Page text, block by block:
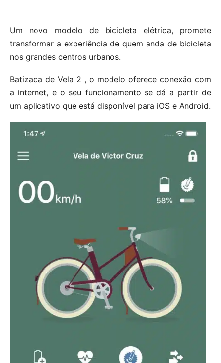
Um novo modelo de bicicleta elétrica, promete
transformar a experiência de quem anda de bicicleta
nos grandes centros urbanos.
Batizada de Vela 2 , o modelo oferece conexão com
a internet, e o seu funcionamento se dá a partir de
um aplicativo que está disponível para iOS e Android.